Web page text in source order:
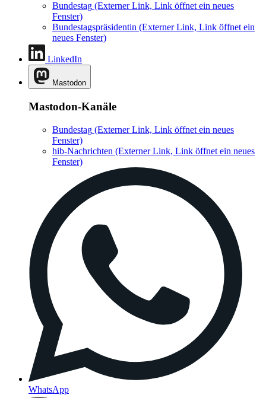
Bundestag (Externer Link, Link öffnet ein neues
Fenster)
Bundestagspräsidentin (Externer Link, Link öffnet ein
neues Fenster)
LinkedIn
Mastodon
Mastodon-Kanäle
Bundestag (Externer Link, Link öffnet ein neues
Fenster)
hib-Nachrichten (Externer Link, Link öffnet ein neues
Fenster)
WhatsApp